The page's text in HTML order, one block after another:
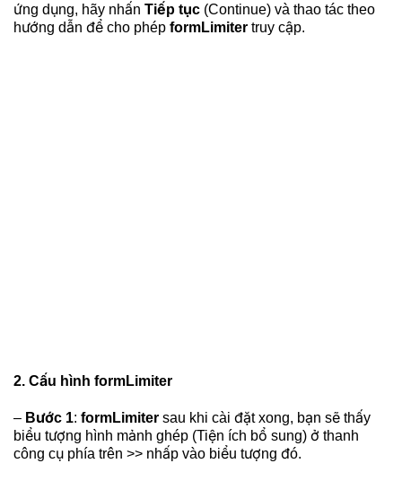
ứng dụng, hãy nhấn Tiếp tục (Continue) và thao tác theo
hướng dẫn để cho phép formLimiter truy cập.
2. Cấu hình formLimiter
– Bước 1: formLimiter sau khi cài đặt xong, bạn sẽ thấy
biểu tượng hình mảnh ghép (Tiện ích bổ sung) ở thanh
công cụ phía trên >> nhấp vào biểu tượng đó.